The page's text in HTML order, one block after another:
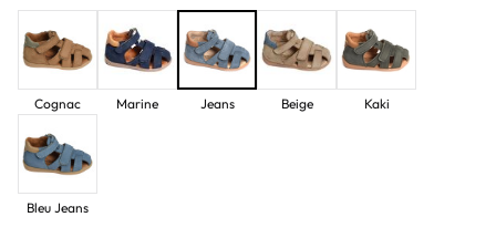
Cognac Marine Jeans Beige Kaki
Bleu Jeans